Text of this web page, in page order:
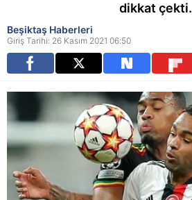
dikkat çekti.
Beşiktaş Haberleri
Giriş Tarihi: 26 Kasım 2021 06:50